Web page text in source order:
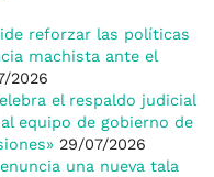
reforzar las políticas
machista ante el
2026
el respaldo judicial
equipo de gobierno de
29/07/2026
una nueva tala